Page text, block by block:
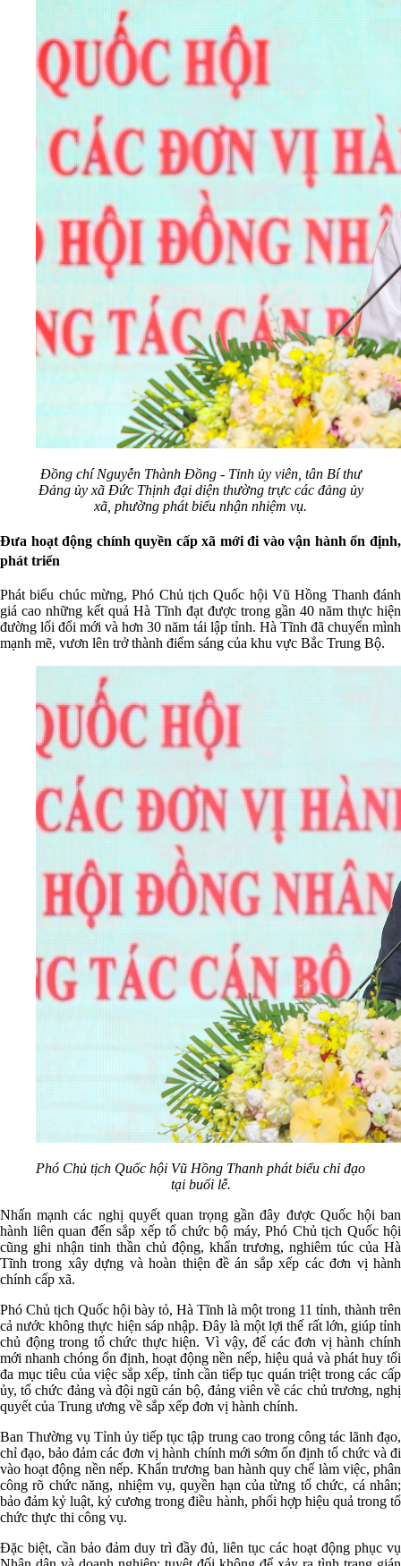
Đồng chí Nguyễn Thành Đồng - Tỉnh ủy viên, tân Bí thư
Đảng ủy xã Đức Thịnh đại diện thường trực các đảng ủy
xã, phường phát biểu nhận nhiệm vụ.
Đưa hoạt động chính quyền cấp xã mới đi vào vận hành ổn định,
phát triển
Phát biểu chúc mừng, Phó Chủ tịch Quốc hội Vũ Hồng Thanh đánh
giá cao những kết quả Hà Tĩnh đạt được trong gần 40 năm thực hiện
đường lối đổi mới và hơn 30 năm tái lập tỉnh. Hà Tĩnh đã chuyển mình
mạnh mẽ, vươn lên trở thành điểm sáng của khu vực Bắc Trung Bộ.
Phó Chủ tịch Quốc hội Vũ Hồng Thanh phát biểu chỉ đạo
tại buổi lễ.
Nhấn mạnh các nghị quyết quan trọng gần đây được Quốc hội ban
hành liên quan đến sắp xếp tổ chức bộ máy, Phó Chủ tịch Quốc hội
cũng ghi nhận tinh thần chủ động, khẩn trương, nghiêm túc của Hà
Tĩnh trong xây dựng và hoàn thiện đề án sắp xếp các đơn vị hành
chính cấp xã.
Phó Chủ tịch Quốc hội bày tỏ, Hà Tĩnh là một trong 11 tỉnh, thành trên
cả nước không thực hiện sáp nhập. Đây là một lợi thế rất lớn, giúp tỉnh
chủ động trong tổ chức thực hiện. Vì vậy, để các đơn vị hành chính
mới nhanh chóng ổn định, hoạt động nền nếp, hiệu quả và phát huy tối
đa mục tiêu của việc sắp xếp, tỉnh cần tiếp tục quán triệt trong các cấp
ủy, tổ chức đảng và đội ngũ cán bộ, đảng viên về các chủ trương, nghị
quyết của Trung ương về sắp xếp đơn vị hành chính.
Ban Thường vụ Tỉnh ủy tiếp tục tập trung cao trong công tác lãnh đạo,
chỉ đạo, bảo đảm các đơn vị hành chính mới sớm ổn định tổ chức và đi
vào hoạt động nền nếp. Khẩn trương ban hành quy chế làm việc, phân
công rõ chức năng, nhiệm vụ, quyền hạn của từng tổ chức, cá nhân;
bảo đảm kỷ luật, kỷ cương trong điều hành, phối hợp hiệu quả trong tổ
chức thực thi công vụ.
Đặc biệt, cần bảo đảm duy trì đầy đủ, liên tục các hoạt động phục vụ